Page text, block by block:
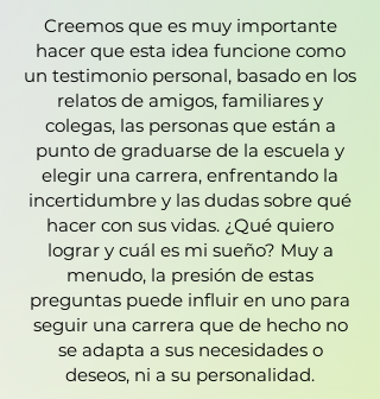
Creemos que es muy importante
hacer que esta idea funcione como
un testimonio personal, basado en los
relatos de amigos, familiares y
colegas, las personas que están a
punto de graduarse de la escuela y
elegir una carrera, enfrentando la
incertidumbre y las dudas sobre qué
hacer con sus vidas. ¿Qué quiero
lograr y cuál es mi sueño? Muy a
menudo, la presión de estas
preguntas puede influir en uno para
seguir una carrera que de hecho no
se adapta a sus necesidades o
deseos, ni a su personalidad.